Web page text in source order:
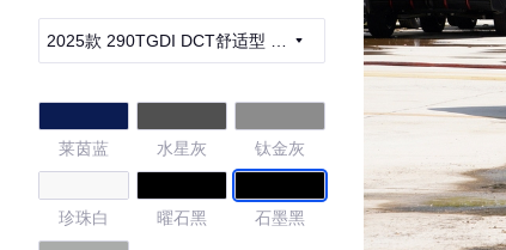
2025款 290TGDI DCT舒适型 5
莱茵蓝 水星灰 钛金灰
珍珠白 曜石黑 石墨黑